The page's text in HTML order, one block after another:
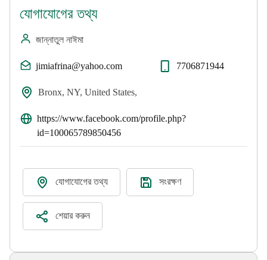
যোগাযোগের তথ্য
জান্নাতুল নাঈমা
jimiafrina@yahoo.com 7706871944
Bronx, NY, United States,
https://www.facebook.com/profile.php?
id=100065789850456
যোগাযোগের তথ্য সংরক্ষণ
শেয়ার করুন